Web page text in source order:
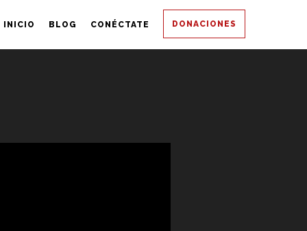
INICIO BLOG CONÉCTATE DONACIONES